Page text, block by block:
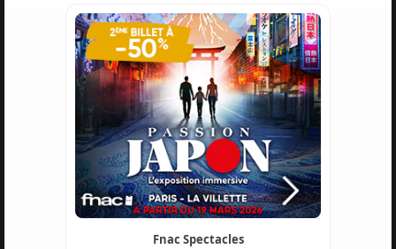
Fnac Spectacles